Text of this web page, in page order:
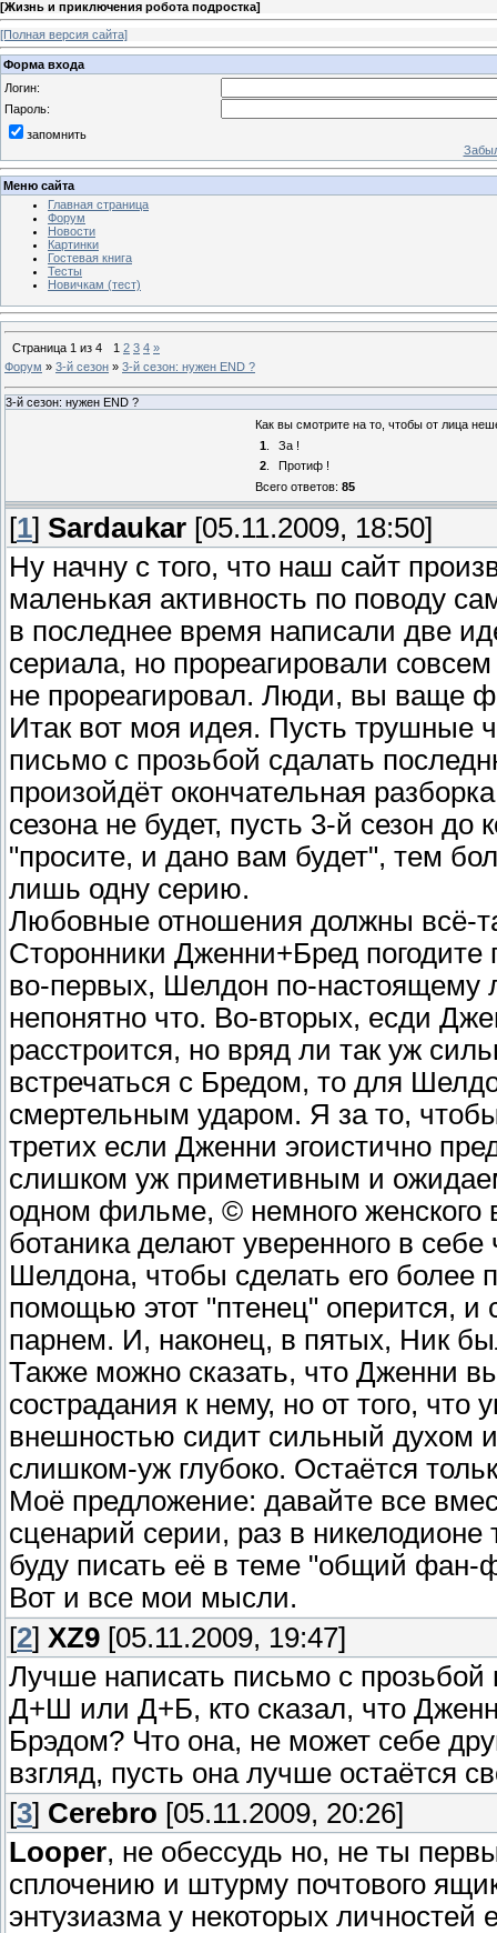
[Жизнь и приключения робота подростка]
[Полная версия сайта]
Форма входа
Логин:
Пароль:
запомнить
Меню сайта
Главная страница
Форум
Новости
Картинки
Гостевая книга
Тесты
Новичкам (тест)
Страница 1 из 4 1 2 3 4 »
Форум » 3-й сезон » 3-й сезон: нужен END ?
3-й сезон: нужен END ?
Как вы смотрите на то, чтобы от лица
1.
За !
2.
Протиф !
Всего ответов: 85
[1] Sardaukar [05.11.2009, 18:50]
Ну начну с того, что наш сайт
маленькая активность по поводу
в последнее время написали две
сериала, но прореагировали
не прореагировал. Люди, вы ваще
Итак вот моя идея. Пусть трушные
письмо с прозьбой сдалать
произойдёт окончательная
сезона не будет, пусть 3-й сезон
"просите, и дано вам будет", тем
лишь одну серию.
Любовные отношения должны всё-
Сторонники Дженни+Бред
во-первых, Шелдон по-
непонятно что. Во-вторых, есди
расстроится, но вряд ли так уж
встречаться с Бредом, то для
смертельным ударом. Я за то,
третих если Дженни эгоистично
слишком уж приметивным и
одном фильме, © немного женского
ботаника делают уверенного в
Шелдона, чтобы сделать его
помощью этот "птенец" оперится,
парнем. И, наконец, в пятых, Ник
Также можно сказать, что Дженни
сострадания к нему, но от того, что
внешностью сидит сильный духом
слишком-уж глубоко. Остаётся
Моё предложение: давайте все
сценарий серии, раз в
буду писать её в теме "общий фан-
Вот и все мои мысли.
[2] XZ9 [05.11.2009, 19:47]
Лучше написать письмо с прозьбой
Д+Ш или Д+Б, кто сказал, что
Брэдом? Что она, не может себе
взгляд, пусть она лучше остаётся
[3] Cerebro [05.11.2009, 20:26]
Looper, не обессудь но, не ты
сплочению и штурму почтового
энтузиазма у некоторых личностей